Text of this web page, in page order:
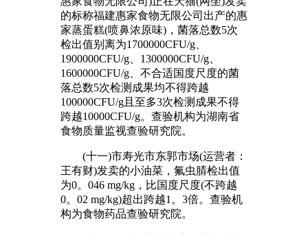
的标称福建惠家食物无限公司出产的惠
家蒸蛋糕(喷鼻浓原味)，菌落总数5次
检出值别离为1700000CFU/g、
1900000CFU/g、1300000CFU/g、
1600000CFU/g、不合适国度尺度的菌
落总数5次检测成果均不得跨越
100000CFU/g且至多3次检测成果不得
跨越10000CFU/g。查验机构为湖南省
食物质量监视查验研究院。
(十一)市寿光市东郭市场(运营者：
王有财)发卖的小油菜，氟虫腈检出值
为0。046 mg/kg，比国度尺度(不跨越
0。02 mg/kg)超出跨越1。3倍。查验机
构为食物药品查验研究院。